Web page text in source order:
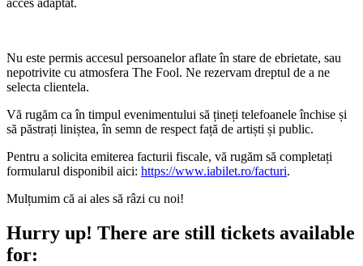
Nu este permis accesul persoanelor aflate în stare de ebrietate, sau
nepotrivite cu atmosfera The Fool. Ne rezervam dreptul de a ne
selecta clientela.
Vă rugăm ca în timpul evenimentului să țineți telefoanele închise și
să păstrați liniștea, în semn de respect față de artiști și public.
Pentru a solicita emiterea facturii fiscale, vă rugăm să completați
formularul disponibil aici: https://www.iabilet.ro/facturi.
Mulțumim că ai ales să râzi cu noi!
Hurry up! There are still tickets available
for: